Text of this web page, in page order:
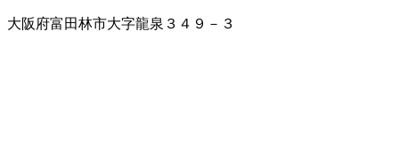
大阪府富田林市大字龍泉３４９－３